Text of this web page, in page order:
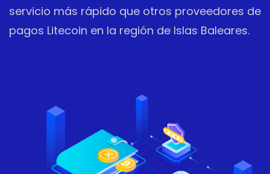
servicio más rápido que otros proveedores de
pagos Litecoin en la región de Islas Baleares.